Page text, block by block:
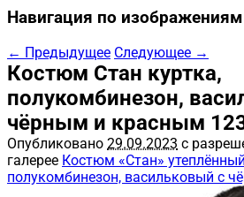
Навигация по изображениям
← Предыдущее Следующее →
Костюм Стан куртка,
полукомбинезон,
чёрным и красным
Опубликовано 29.09.2023 с
галерее Костюм «Стан»
полукомбинезон, васильковый с